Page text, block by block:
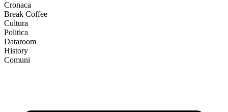
Cronaca
Break Coffee
Cultura
Politica
Dataroom
History
Comuni